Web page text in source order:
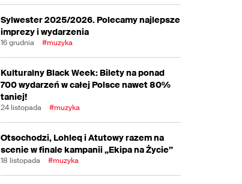
Sylwester 2025/2026. Polecamy najlepsze
imprezy i wydarzenia
16 grudnia #muzyka
Kulturalny Black Week: Bilety na ponad
700 wydarzeń w całej Polsce nawet 80%
taniej!
24 listopada #muzyka
Otsochodzi, Lohleq i Atutowy razem na
scenie w finale kampanii „Ekipa na Życie”
18 listopada #muzyka